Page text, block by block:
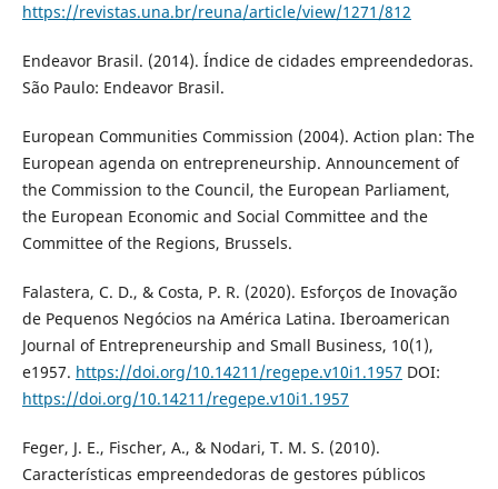
https://revistas.una.br/reuna/article/view/1271/812
Endeavor Brasil. (2014). Índice de cidades empreendedoras.
São Paulo: Endeavor Brasil.
European Communities Commission (2004). Action plan: The
European agenda on entrepreneurship. Announcement of
the Commission to the Council, the European Parliament,
the European Economic and Social Committee and the
Committee of the Regions, Brussels.
Falastera, C. D., & Costa, P. R. (2020). Esforços de Inovação
de Pequenos Negócios na América Latina. Iberoamerican
Journal of Entrepreneurship and Small Business, 10(1),
e1957. https://doi.org/10.14211/regepe.v10i1.1957 DOI:
https://doi.org/10.14211/regepe.v10i1.1957
Feger, J. E., Fischer, A., & Nodari, T. M. S. (2010).
Características empreendedoras de gestores públicos